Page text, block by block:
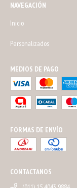
NAVEGACIÓN
Inicio
Personalizados
MEDIOS DE PAGO
FORMAS DE ENVÍO
CONTACTANOS